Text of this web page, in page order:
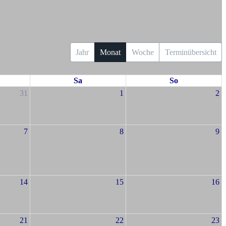
Jahr Monat Woche Terminübersicht
Sa
So
31
1 2
7 8 9
14 15 16
21 22 23